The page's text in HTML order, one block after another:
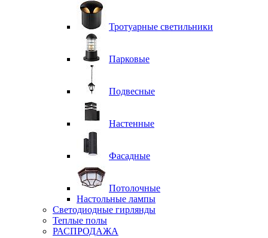
Тротуарные светильники
Парковые
Подвесные
Настенные
Фасадные
Потолочные
Настольные лампы
Светодиодные гирлянды
Теплые полы
РАСПРОДАЖА